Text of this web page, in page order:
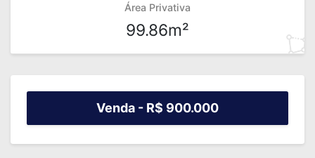
Área Privativa
99.86m²
Venda - R$ 900.000